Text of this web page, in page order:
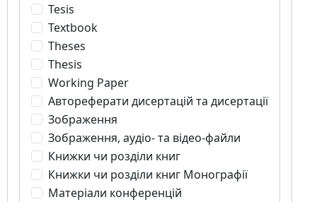
Tesis
Textbook
Theses
Thesis
Working Paper
Автореферати дисертацій та дисертації
Зображення
Зображення, аудіо- та відео-файли
Книжки чи розділи книг
Книжки чи розділи книг Монографії
Матеріали конференцій